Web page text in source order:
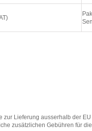
zur Lieferung ausserhalb der
zusätzlichen Gebühren für